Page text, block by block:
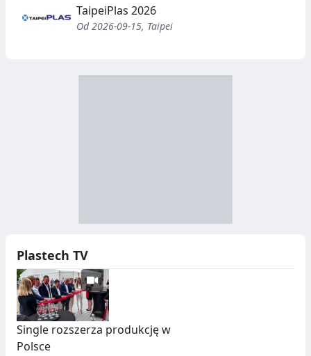
TaipeiPlas 2026
Od 2026-09-15, Taipei
N
I
E
,
S
B
U
C
J
A
Plastech TV
Single rozszerza produkcję w
Polsce